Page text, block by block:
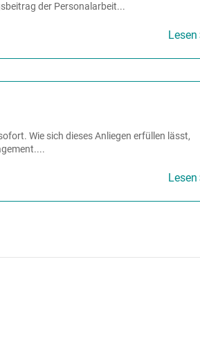
der Personalarbeit...
Lesen
Wie sich dieses Anliegen erfüllen lässt,
Lesen